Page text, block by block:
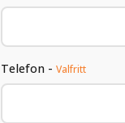
Telefon -Valfritt